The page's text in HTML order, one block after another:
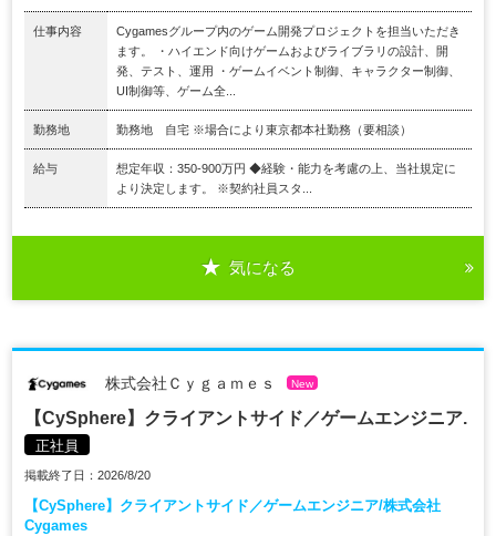
仕事内容
Cygamesグループ内のゲーム開発プロジェクトを担当いただき
ます。 ・ハイエンド向けゲームおよびライブラリの設計、開
発、テスト、運用 ・ゲームイベント制御、キャラクター制御、
UI制御等、ゲーム全...
勤務地 勤務地 自宅 ※場合により東京都本社勤務（要相談）
給与
想定年収：350-900万円 ◆経験・能力を考慮の上、当社規定に
より決定します。 ※契約社員スタ...
気になる
株式会社Ｃｙｇａｍｅｓ New
【CySphere】クライアントサイド／ゲームエンジニア.
正社員
掲載終了日：2026/8/20
【CySphere】クライアントサイド／ゲームエンジニア/株式会社
Cygames